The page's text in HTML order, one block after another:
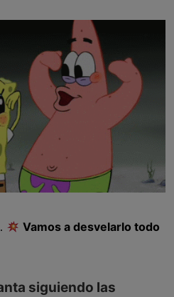
Vamos a desvelarlo todo
siguiendo las